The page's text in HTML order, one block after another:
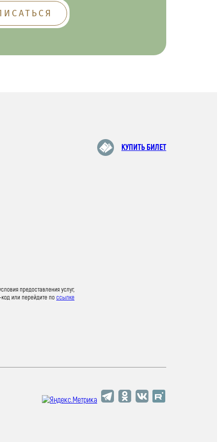
КУПИТЬ БИЛЕТ
предоставления услуг,
код или перейдите поссылке